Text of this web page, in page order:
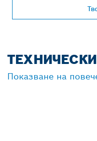
Показване на